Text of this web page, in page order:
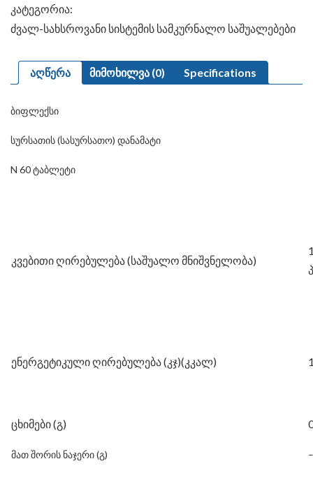
კატეგორია:
ძვალ-სახსროვანი სისტემის სამკურნალო საშუალებები
აღწერა მიმოხილვა (0) Specifications
ბიფლექსი
სურსათის (სასურსათო) დანამატი
N 60 ტაბლეტი
კვებითი ღირებულება (საშუალო მნიშვნელობა)
ენერგეტიკული ღირებულება (კჯ)(კკალ)
ცხიმები (გ)
მათ შორის ნაჯერი (გ) –